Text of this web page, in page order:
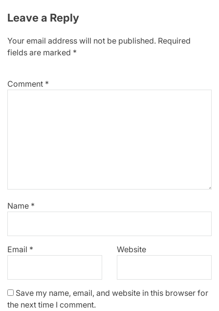
Leave a Reply
Your email address will not be published. Required
fields are marked *
Comment *
Name *
Email * Website
Save my name, email, and website in this browser for
the next time I comment.